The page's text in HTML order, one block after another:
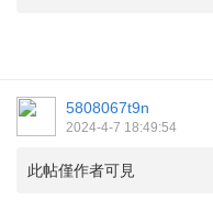
5808067t9n
2024-4-7 18:49:54
此帖僅作者可見